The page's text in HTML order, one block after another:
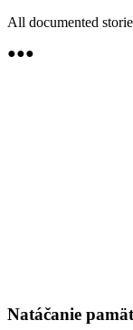
All documented
●●●
Natáčanie